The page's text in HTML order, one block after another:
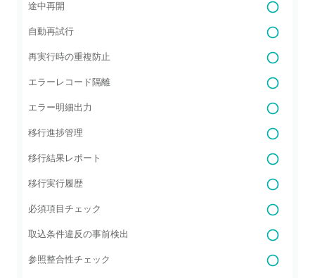
途中再開
自動再試行
再実行時の重複防止
エラーレコード隔離
エラー明細出力
移行進捗管理
移行結果レポート
移行実行履歴
必須項目チェック
取込条件違反の事前検出
参照整合性チェック